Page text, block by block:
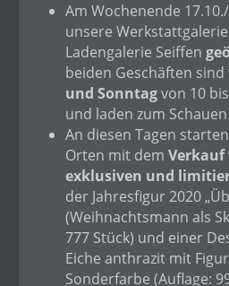
Am Wochenende
unsere
Ladengalerie Seiffen
beiden Geschäften sind
und Sonntagvon 10
und laden zum
An diesen Tagen
Orten mit dem Verkauf
exklusiven und
der Jahresfigur 2020
(Weihnachtsmann als
777 Stück) und einer
Eiche anthrazit mit
Sonderfarbe (Auflage: